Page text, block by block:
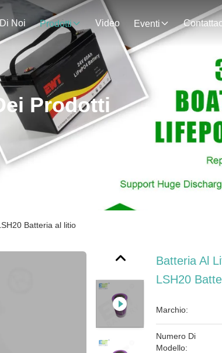
Noi Prodotti Video Eventi
Prodotti
Batteria al litio
Batteria Al
LSH20
Marchio:
Numero Di
Modello: